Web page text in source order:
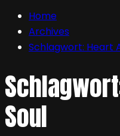
Home
Archives
Schlagwort: Heart
Soul